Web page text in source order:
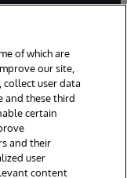
MA. 系联软件（北
of which are
our site,
collect user data
and these third
certain
and their
user
content